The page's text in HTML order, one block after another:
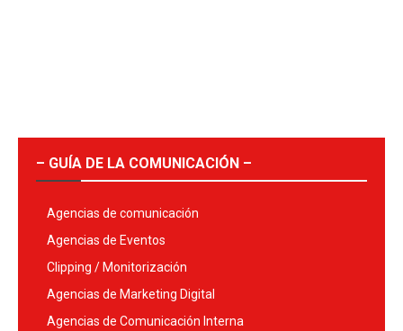
– GUÍA DE LA COMUNICACIÓN –
Agencias de comunicación
Agencias de Eventos
Clipping / Monitorización
Agencias de Marketing Digital
Agencias de Comunicación Interna